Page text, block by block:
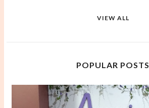
VIEW ALL
POPULAR POSTS